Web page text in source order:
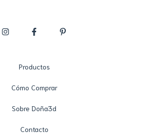
Productos
Cómo Comprar
Sobre Doña3d
Contacto